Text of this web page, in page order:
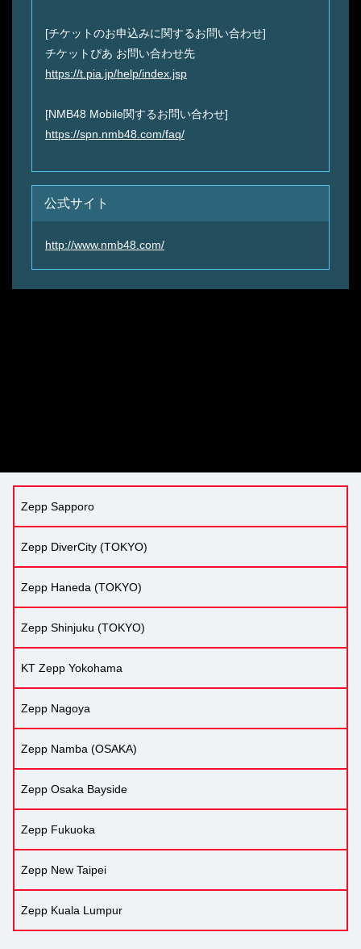
[チケットのお申込みに関するお問い合わせ]
チケットぴあ お問い合わせ先
https://t.pia.jp/help/index.jsp
[NMB48 Mobile関するお問い合わせ]
https://spn.nmb48.com/faq/
公式サイト
http://www.nmb48.com/
Zepp Sapporo
Zepp DiverCity (TOKYO)
Zepp Haneda (TOKYO)
Zepp Shinjuku (TOKYO)
KT Zepp Yokohama
Zepp Nagoya
Zepp Namba (OSAKA)
Zepp Osaka Bayside
Zepp Fukuoka
Zepp New Taipei
Zepp Kuala Lumpur